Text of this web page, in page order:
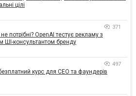
цілі
371
потрібні? OpenAI тестує рекламу з
ШІ-консультантом бренду
497
курс для CEO та фаундерів